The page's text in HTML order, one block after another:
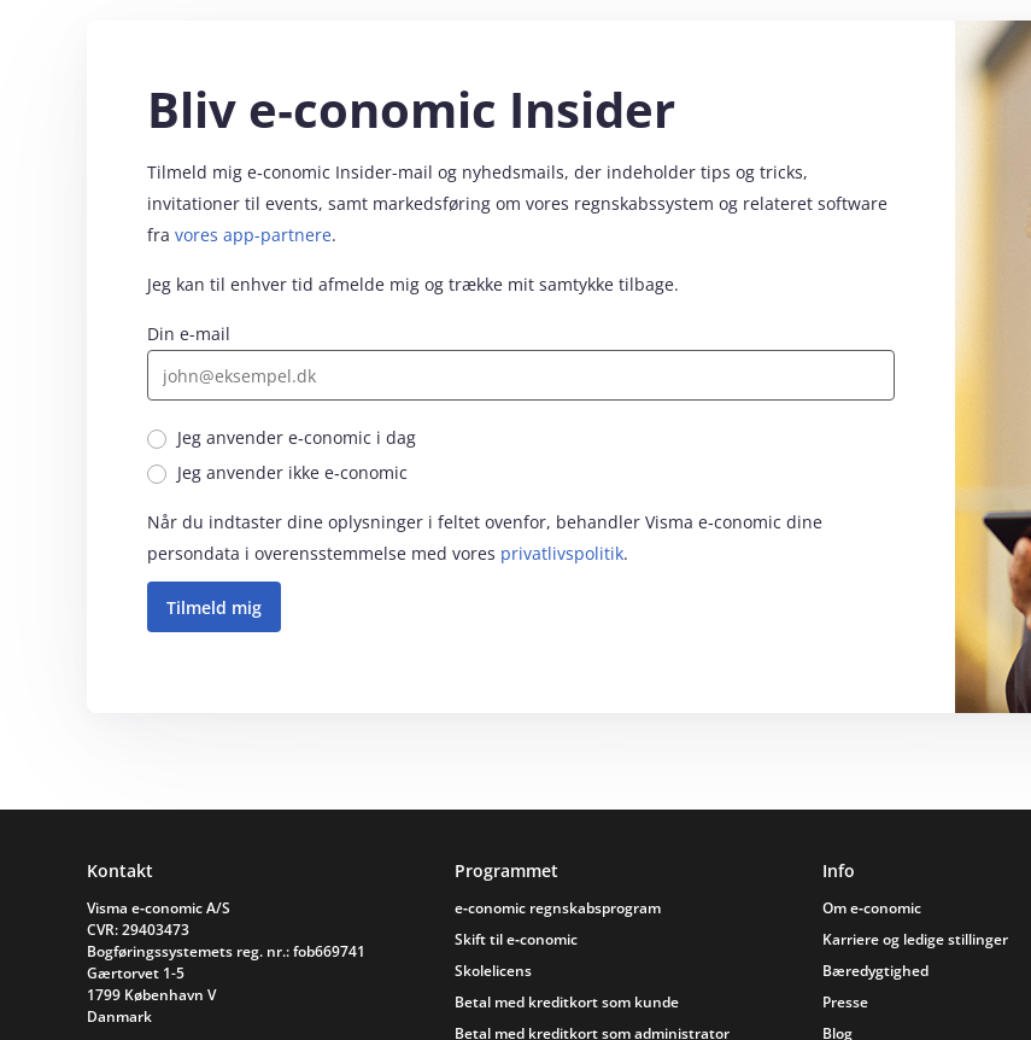
Bliv e‑conomic Insider
Tilmeld mig e‑conomic Insider-mail og nyhedsmails, der indeholder tips og tricks,
invitationer til events, samt markedsføring om vores regnskabssystem og relateret software
fra vores app-partnere.
Jeg kan til enhver tid afmelde mig og trække mit samtykke tilbage.
Din e-mail
Jeg anvender e‑conomic i dag
Jeg anvender ikke e‑conomic
Når du indtaster dine oplysninger i feltet ovenfor, behandler Visma e‑conomic dine
persondata i overensstemmelse med vores privatlivspolitik.
Sidefod
Kontakt
Visma e‑conomic A/S
CVR: 29403473
Bogføringssystemets reg. nr.: fob669741
Gærtorvet 1-5
1799 København V
Danmark
Programmet
e‑conomic regnskabsprogram
Skift til e‑conomic
Skolelicens
Betal med kreditkort som kunde
Betal med kreditkort som administrator
Info
Om e‑conomic
Karriere og ledige stillinger
Bæredygtighed
Presse
Blog